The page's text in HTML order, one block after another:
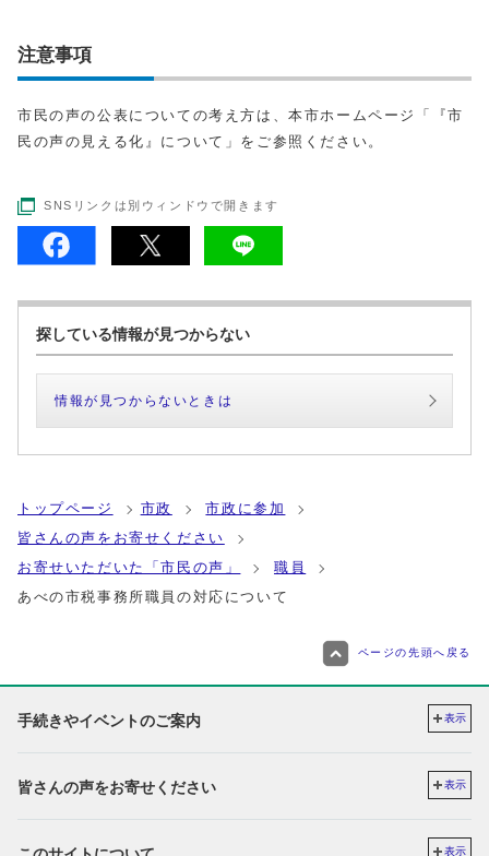
注意事項
市民の声の公表についての考え方は、本市ホームページ「『市
民の声の見える化』について」をご参照ください。
SNSリンクは別ウィンドウで開きます
探している情報が見つからない
情報が見つからないときは
トップページ 市政
市政に参加
皆さんの声をお寄せください
お寄せいただいた「市民の声」
職員
あべの市税事務所職員の対応について
ページの先頭へ戻る
手続きやイベントのご案内 表示
皆さんの声をお寄せください 表示
表示